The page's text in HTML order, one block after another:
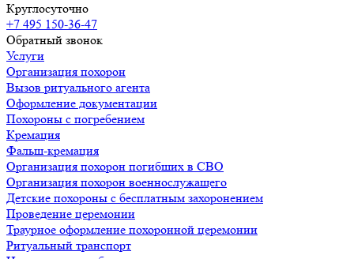
Круглосуточно
+7 495 150-36-47
Обратный звонок
Услуги
Организация похорон
Вызов ритуального агента
Оформление документации
Похороны с погребением
Кремация
Фальш-кремация
Организация похорон погибших в СВО
Организация похорон военнослужащего
Детские похороны с бесплатным захоронением
Проведение церемонии
Траурное оформление похоронной церемонии
Ритуальный транспорт